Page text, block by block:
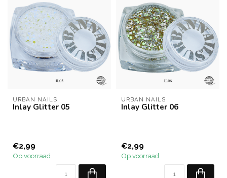
URBAN NAILS
Inlay Glitter 05
€2,99
Op voorraad
URBAN NAILS
Inlay Glitter 06
€2,99
Op voorraad